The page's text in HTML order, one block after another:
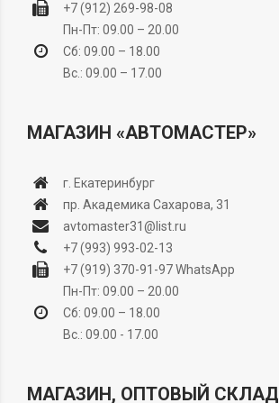
+7 (912) 269-98-08
Пн-Пт: 09.00 – 20.00
Сб: 09.00 – 18.00
Вс.: 09.00 – 17.00
МАГАЗИН «АВТОМАСТЕР»
г. Екатеринбург
пр. Академика Сахарова, 31
avtomaster31@list.ru
+7 (993) 993-02-13
+7 (919) 370-91-97WhatsApp
Пн-Пт: 09.00 – 20.00
Сб: 09.00 – 18.00
Вс.: 09.00 - 17.00
МАГАЗИН, ОПТОВЫЙ СКЛАД